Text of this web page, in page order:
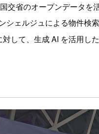
交省のオープンデータ
シェルジュによる物件検
して、生成 AI を活用し